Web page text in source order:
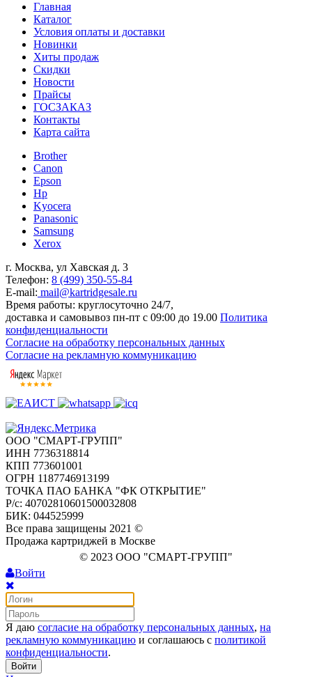
Главная
Каталог
Условия оплаты и доставки
Новинки
Хиты продаж
Скидки
Новости
Прайсы
ГОСЗАКАЗ
Контакты
Карта сайта
Brother
Canon
Epson
Hp
Kyocera
Panasonic
Samsung
Xerox
г. Москва, ул Хавская д. 3
Телефон: 8 (499) 350-55-84
E-mail: mail@kartridgesale.ru
Время работы: круглосуточно 24/7,
доставка и самовывоз пн-пт с 09:00 до 19.00 Политика
конфиденциальности
Согласие на обработку персональных данных
Согласие на рекламную коммуникацию
ООО "СМАРТ-ГРУПП"
ИНН 7736318814
КПП 773601001
ОГРН 1187746913199
ТОЧКА ПАО БАНКА "ФК ОТКРЫТИЕ"
Р/с: 40702810601500032808
БИК: 044525999
Все права защищены 2021 ©
Продажа картриджей в Москве
© 2023 ООО "СМАРТ-ГРУПП"
Войти
Я даю согласие на обработку персональных данных, на
рекламную коммуникацию и соглашаюсь с политикой
конфиденциальности.
Войти